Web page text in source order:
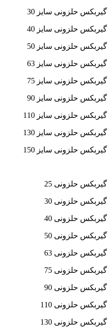
گیربکس حلزونی سایز 30
گیربکس حلزونی سایز 40
گیربکس حلزونی سایز 50
گیربکس حلزونی سایز 63
گیربکس حلزونی سایز 75
گیربکس حلزونی سایز 90
گیربکس حلزونی سایز 110
گیربکس حلزونی سایز 130
گیربکس حلزونی سایز 150
گیربکس حلزونی 25
گیربکس حلزونی 30
گیربکس حلزونی 40
گیربکس حلزونی 50
گیربکس حلزونی 63
گیربکس حلزونی 75
گیربکس حلزونی 90
گیربکس حلزونی 110
گیربکس حلزونی 130